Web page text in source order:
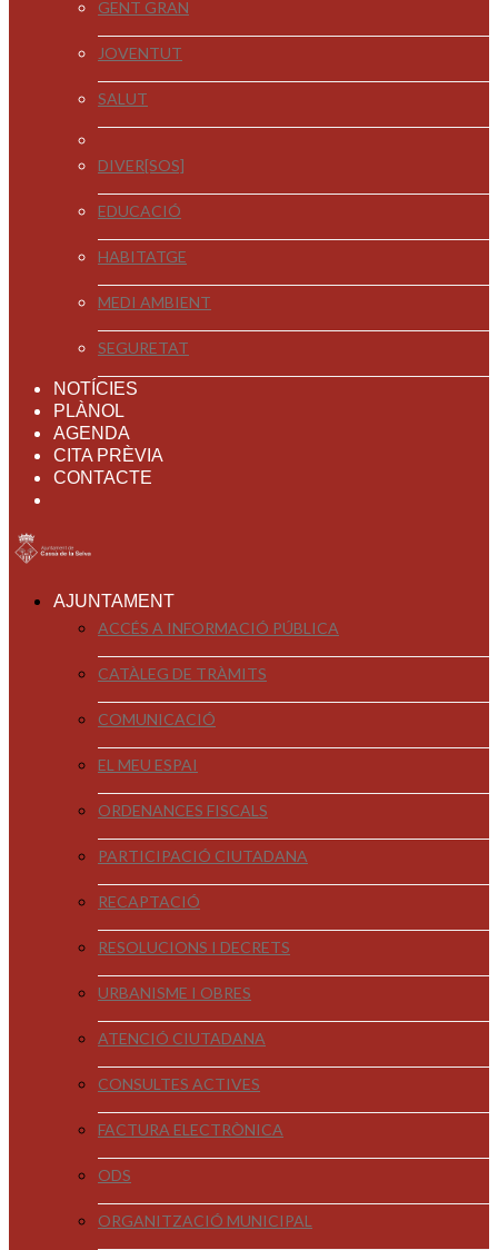
GENT GRAN
JOVENTUT
SALUT
DIVER[SOS]
EDUCACIÓ
HABITATGE
MEDI AMBIENT
SEGURETAT
NOTÍCIES
PLÀNOL
AGENDA
CITA PRÈVIA
CONTACTE
AJUNTAMENT
ACCÉS A INFORMACIÓ PÚBLICA
CATÀLEG DE TRÀMITS
COMUNICACIÓ
EL MEU ESPAI
ORDENANCES FISCALS
PARTICIPACIÓ CIUTADANA
RECAPTACIÓ
RESOLUCIONS I DECRETS
URBANISME I OBRES
ATENCIÓ CIUTADANA
CONSULTES ACTIVES
FACTURA ELECTRÒNICA
ODS
ORGANITZACIÓ MUNICIPAL